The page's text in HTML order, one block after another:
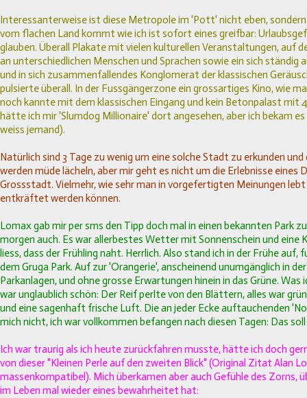
Interessanterweise ist diese Metropole im 'Pott' nicht eben, sondern
vom flachen Land kommt wie ich ist sofort eines greifbar:
glauben. Überall Plakate mit vielen kulturellen Veranstaltungen, auf
an unterschiedlichen Menschen und Sprachen sowie ein sich ständig
und in sich zusammenfallendes Konglomerat der klassischen
pulsierte überall. In der Fussgängerzone ein grossartiges Kino, wie
noch kannte mit dem klassischen Eingang und kein Betonpalast mit
hätte ich mir 'Slumdog Millionaire' dort angesehen, aber ich bekam
weiss jemand).
Natürlich sind 3 Tage zu wenig um eine solche Stadt zu erkunden
werden müde lächeln, aber mir geht es nicht um die Erlebnisse eines
Grossstadt. Vielmehr, wie sehr man in vorgefertigten Meinungen lebt
entkräftet werden können.
Lomax gab mir per sms den Tipp doch mal in einen bekannten Park
morgen auch. Es war allerbestes Wetter mit Sonnenschein und eine
liess, dass der Frühling naht. Herrlich. Also stand ich in der Frühe auf,
dem Gruga Park. Auf zur 'Orangerie', anscheinend unumgänglich in
Parkanlagen, und ohne grosse Erwartungen hinein in das Grüne. Was
war unglaublich schön: Der Reif perlte von den Blättern, alles war
und eine sagenhaft frische Luft. Die an jeder Ecke auftauchenden
mich nicht, ich war vollkommen befangen nach diesen Tagen: Das soll
Ich war traurig als ich heute zurückfahren musste, hätte ich doch
von dieser "Kleinen Perle auf den zweiten Blick" (Original Zitat Alan
massenkompatibel). Mich überkamen aber auch Gefühle des Zorns,
im Leben mal wieder eines bewahrheitet hat: